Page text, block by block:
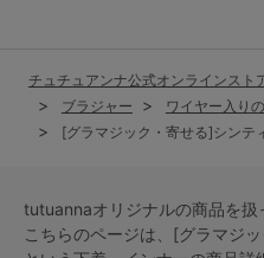
チュチュアンナ公式オンラインスト
ブラジャー
ワイヤー入り
[グラマジック・寄せる]シンテ
tutuannaオリジナルの商品を扱
こちらのページは、[グラマジ